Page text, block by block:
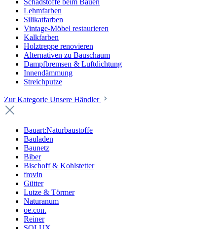
Schadstoffe beim Bauen
Lehmfarben
Silikatfarben
Vintage-Möbel restaurieren
Kalkfarben
Holztreppe renovieren
Alternativen zu Bauschaum
Dampfbremsen & Luftdichtung
Innendämmung
Streichputze
Zur Kategorie Unsere Händler
Bauart:Naturbaustoffe
Bauladen
Baunetz
Biber
Bischoff & Kohlstetter
frovin
Gütter
Lutze & Törmer
Naturanum
oe.con.
Reiner